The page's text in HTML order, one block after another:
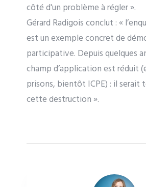
côté d'un problème à régler ».
Gérard Radigois conclut : «
est un exemple concret de
participative. Depuis quelques
champ d’application est réduit
prisons, bientôt ICPE) : il serait
cette destruction ».